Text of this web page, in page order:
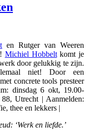
en Rutger van Weeren
Michiel Hobbeltkomt je
door gelukkig te zijn.
niet! Door een
concrete tools presteer
dinsdag 6 okt, 19.00-
Utrecht | Aanmelden:
thee en lekkers |
‘Werk en liefde.’